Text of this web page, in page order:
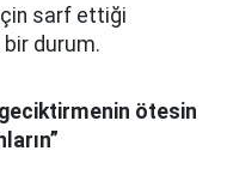
sarf ettiği
durum.
ötesin